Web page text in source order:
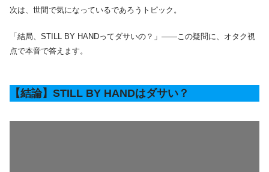
次は、世間で気になっているであろうトピック。
「結局、STILL BY HANDってダサいの？」――この疑問に、オタク視
点で本音で答えます。
【結論】STILL BY HANDはダサい？